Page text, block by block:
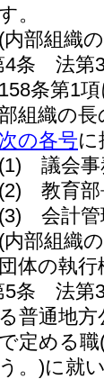
。
(内部組織
4条
法第
158条第1
組織の
次の各号
(1)
議会
(2)
教育
(3)
会計
(内部組織
団体の執
5条
法第
る普通地
で定める職
う。)に就